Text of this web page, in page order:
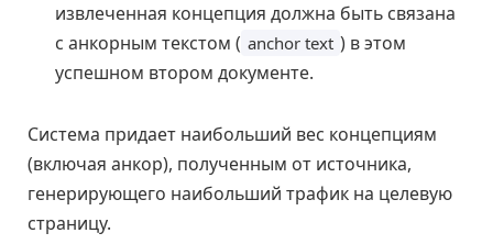
извлеченная концепция должна быть связана
с анкорным текстом ( anchor text ) в этом
успешном втором документе.
Система придает наибольший вес концепциям
(включая анкор), полученным от источника,
генерирующего наибольший трафик на целевую
страницу.